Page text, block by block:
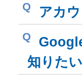
Q アカ
Q
知りたい